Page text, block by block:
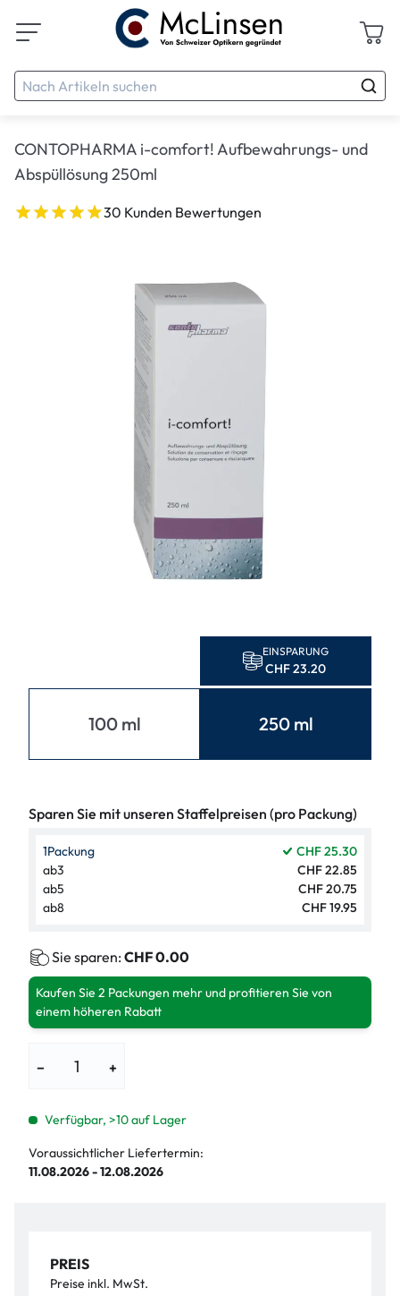
CONTOPHARMA i-comfort! Aufbewahrungs- und
Abspüllösung 250ml
30 Kunden Bewertungen
100 ml
EINSPARUNG
CHF 23.20
250 ml
Sparen Sie mit unseren Staffelpreisen (pro Packung)
1Packung
CHF 25.30
ab3
CHF 22.85
ab5
CHF 20.75
ab8 CHF 19.95
Sie sparen: CHF 0.00
Kaufen Sie 2 Packungen mehr und profitieren Sie von
einem höheren Rabatt
− +
Verfügbar, >10 auf Lager
Voraussichtlicher Liefertermin:
11.08.2026 - 12.08.2026
PREIS
Preise inkl. MwSt.